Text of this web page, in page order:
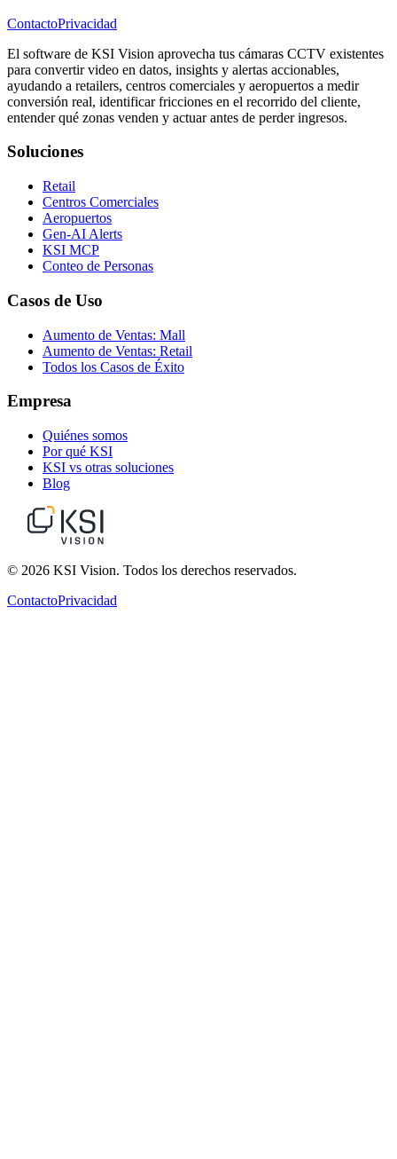
ContactoPrivacidad
El software de KSI Vision aprovecha tus cámaras CCTV existentes
para convertir video en datos, insights y alertas accionables,
ayudando a retailers, centros comerciales y aeropuertos a medir
conversión real, identificar fricciones en el recorrido del cliente,
entender qué zonas venden y actuar antes de perder ingresos.
Soluciones
Retail
Centros Comerciales
Aeropuertos
Gen-AI Alerts
KSI MCP
Conteo de Personas
Casos de Uso
Aumento de Ventas: Mall
Aumento de Ventas: Retail
Todos los Casos de Éxito
Empresa
Quiénes somos
Por qué KSI
KSI vs otras soluciones
Blog
© 2026 KSI Vision. Todos los derechos reservados.
ContactoPrivacidad